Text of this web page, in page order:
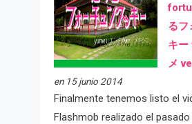
るフ
キー
メ
en 15 junio 2014
Finalmente tenemos listo el
Flashmob realizado el